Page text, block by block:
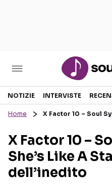
Sezioni
RECENSIONI MUSICALI
INTERVISTE
GOSSIP E CURIOSITÀ
NOTIZIE INTERVISTE
Home X Factor 10 – Soul
X Factor 10 –
She’s Like A
dell’inedito